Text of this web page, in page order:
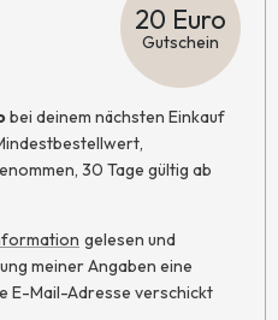
20 Euro
Gutschein
bei deinem nächsten Einkauf
30 Tage gültig ab
gelesen und
meiner Angaben eine
E-Mail-Adresse verschickt